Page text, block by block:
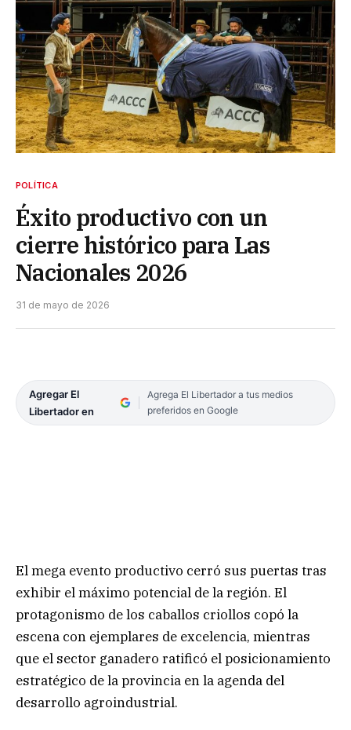
POLÍTICA
Éxito productivo con un
cierre histórico para Las
Nacionales 2026
31 de mayo de 2026
Agregar El
Libertador en
Agrega El Libertador a tus medios
preferidos en Google
El mega evento productivo cerró sus puertas tras
exhibir el máximo potencial de la región. El
protagonismo de los caballos criollos copó la
escena con ejemplares de excelencia, mientras
que el sector ganadero ratificó el posicionamiento
estratégico de la provincia en la agenda del
desarrollo agroindustrial.